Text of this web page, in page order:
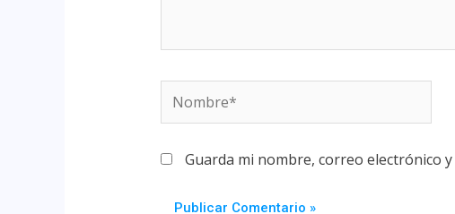
Guarda mi nombre, correo electrónico